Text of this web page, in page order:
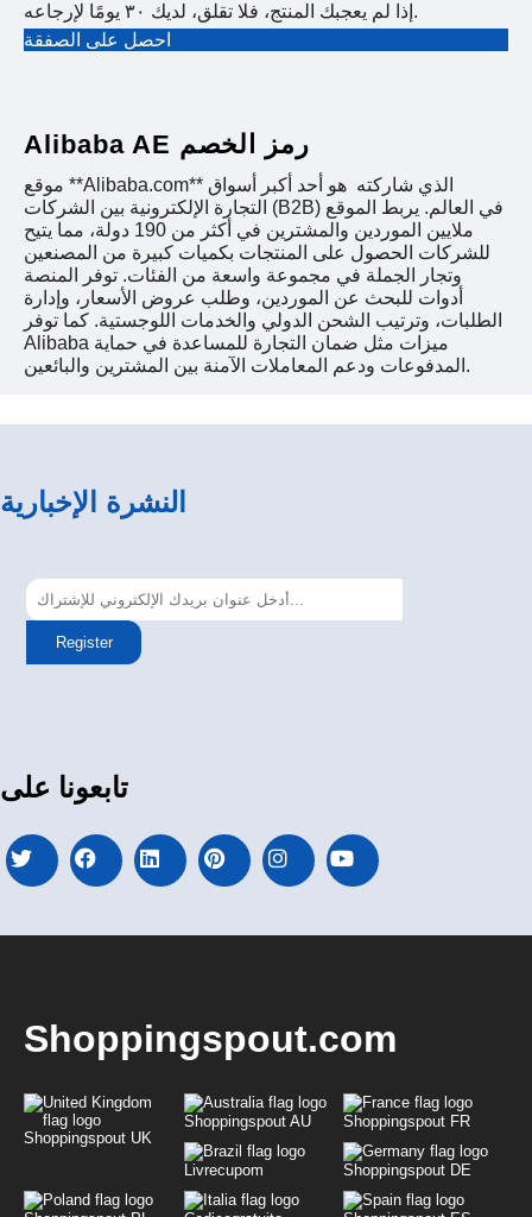
إذا لم يعجبك المنتج، فلا تقلق، لديك ٣٠ يومًا لإرجاعه.
احصل على الصفقة
Alibaba AE رمز الخصم
موقع **Alibaba.com** الذي شاركته هو أحد أكبر أسواق
التجارة الإلكترونية بين الشركات (B2B) في العالم. يربط الموقع
ملايين الموردين والمشترين في أكثر من 190 دولة، مما يتيح
للشركات الحصول على المنتجات بكميات كبيرة من المصنعين
وتجار الجملة في مجموعة واسعة من الفئات. توفر المنصة
أدوات للبحث عن الموردين، وطلب عروض الأسعار، وإدارة
الطلبات، وترتيب الشحن الدولي والخدمات اللوجستية. كما توفر
Alibaba ميزات مثل ضمان التجارة للمساعدة في حماية
المدفوعات ودعم المعاملات الآمنة بين المشترين والبائعين.
النشرة الإخبارية
Register
تابعونا على
Shoppingspout.com
Shoppingspout UK
Shoppingspout AU Shoppingspout FR
Livrecupom Shoppingspout DE